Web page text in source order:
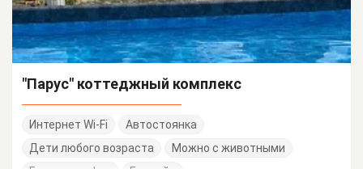
"Парус" коттеджный комплекс
Интернет Wi-Fi
Автостоянка
Дети любого возраста
Можно с животными